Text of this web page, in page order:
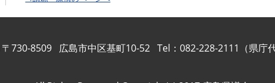
〒730-8509 広島市中区基町10-52 Tel：082-228-2111（県庁